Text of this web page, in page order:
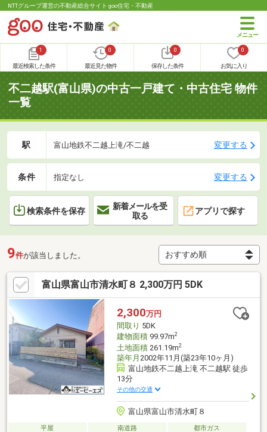
NTTグループ運営の不動産総合サイト goo住宅・不動産
1
最近検索した条件
0
最近見た物件
0
保存した条件
0
お気に入り
不二越駅(富山県)の中古一戸建て・中古住宅 物件
一覧
駅 富山地鉄不二越上滝/不二越 変更する
条件 指定なし 変更する
検索条件を保存
新着メールを受
取る
アプリで探す
9件が該当しました。
富山県富山市清水町８ 2,300万円 5DK
2,300万円
間取り 5DK
建物面積99.97m2
土地面積261.19m2
築年月 2002年11月(築23年10ヶ月)
富山地鉄不二越上滝 不二越駅 徒歩
13分
その他の交通
富山県富山市清水町８
平屋 南道路
都市ガス